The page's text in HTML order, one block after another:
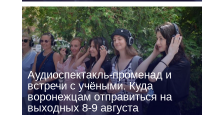
Аудиоспектакль-променад и
встречи с учёными. Куда
воронежцам отправиться на
выходных 8-9 августа